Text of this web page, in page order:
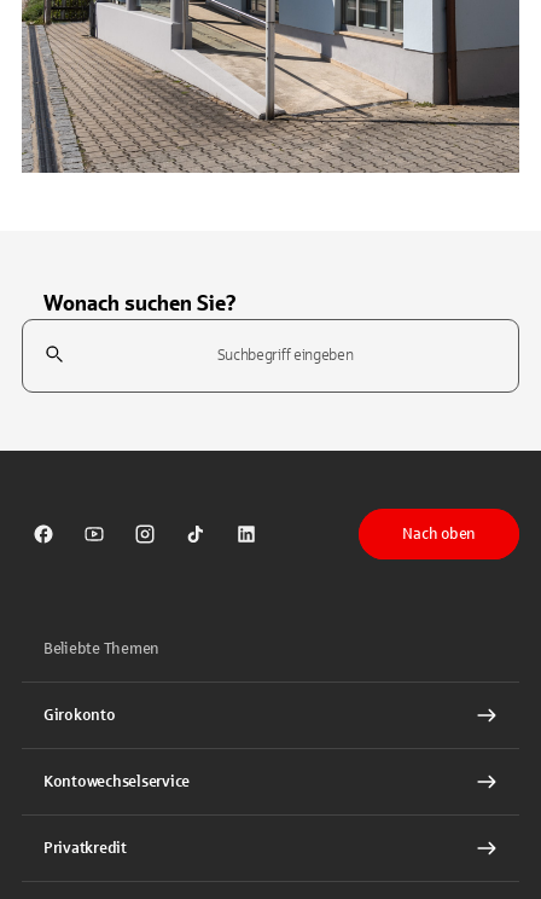
Wonach suchen Sie?
Suchfeld
Sparkasse auf Facebook
Sparkasse auf Youtube
Sparkasse auf Instagram
Sparkasse auf TikTok
Sparkasse auf LinkedIn
Nach oben
Beliebte Themen
Girokonto
Kontowechselservice
Privatkredit